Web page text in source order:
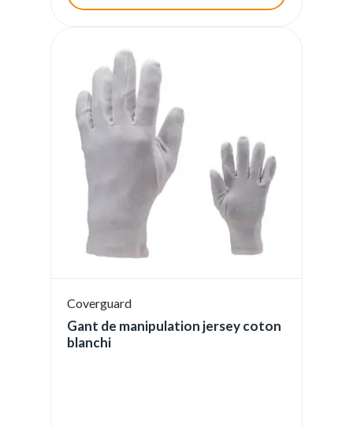
Coverguard
Gant de manipulation jersey coton
blanchi